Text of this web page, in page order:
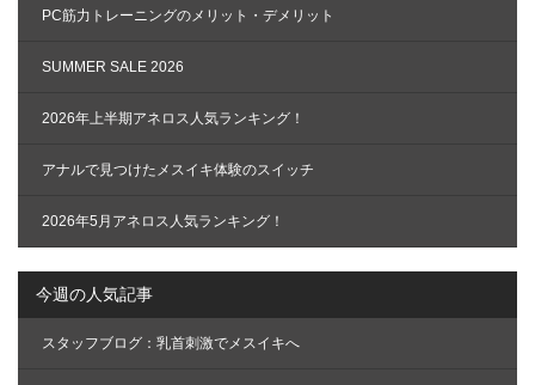
ンPC筋力トレーニングのメリット・デメリット
SUMMER SALE 2026
2026年上半期アネロス人気ランキング！
アナルで見つけたメスイキ体験のスイッチ
2026年5月アネロス人気ランキング！
今週の人気記事
スタッフブログ：乳首刺激でメスイキへ